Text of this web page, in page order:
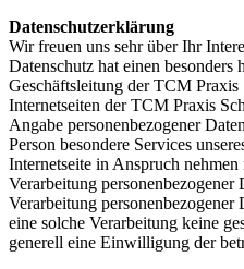
Datenschutzerklärung
Wir freuen uns sehr über Ihr
Datenschutz hat einen besonders
Geschäftsleitung der TCM
Internetseiten der TCM Praxis
Angabe personenbezogener
Person besondere Services
Internetseite in Anspruch
Verarbeitung
Verarbeitung
eine solche Verarbeitung keine
generell eine Einwilligung der